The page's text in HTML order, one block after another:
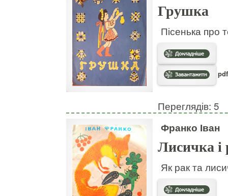
Грушка
Пісенька про
Переглядів: 5
Франко Іван
Лисичка і
Як рак та